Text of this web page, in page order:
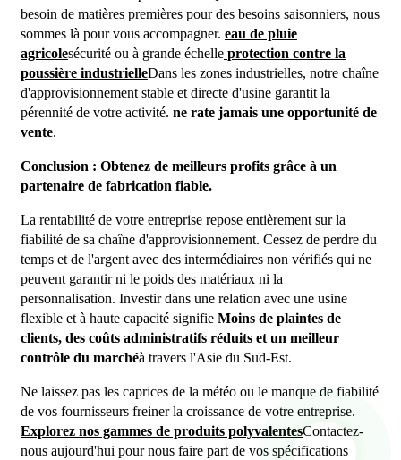
besoin de matières premières pour des besoins saisonniers, nous
sommes là pour vous accompagner. eau de pluie
agricolesécurité ou à grande échelle protection contre la
poussière industrielleDans les zones industrielles, notre chaîne
d'approvisionnement stable et directe d'usine garantit la
pérennité de votre activité. ne rate jamais une opportunité de
vente.
Conclusion : Obtenez de meilleurs profits grâce à un
partenaire de fabrication fiable.
La rentabilité de votre entreprise repose entièrement sur la
fiabilité de sa chaîne d'approvisionnement. Cessez de perdre du
temps et de l'argent avec des intermédiaires non vérifiés qui ne
peuvent garantir ni le poids des matériaux ni la
personnalisation. Investir dans une relation avec une usine
flexible et à haute capacité signifie Moins de plaintes de
clients, des coûts administratifs réduits et un meilleur
contrôle du marchéà travers l'Asie du Sud-Est.
Ne laissez pas les caprices de la météo ou le manque de fiabilité
de vos fournisseurs freiner la croissance de votre entreprise.
Explorez nos gammes de produits polyvalentesContactez-
nous aujourd'hui pour nous faire part de vos spécifications